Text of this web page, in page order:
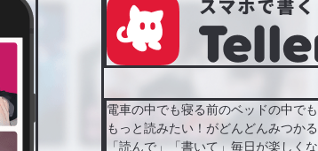
電車の中でも寝る前のベッドの中でも
もっと読みたい！がどんどんみつかる
「読んで」「書いて」毎日が楽しく